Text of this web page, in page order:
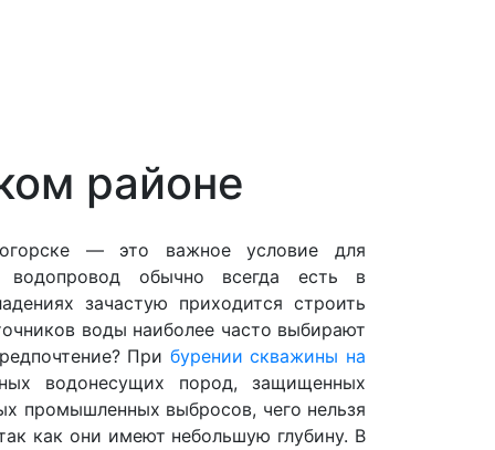
районе
— это важное условие для
водопровод обычно всегда есть в
зачастую приходится строить
воды наиболее часто выбирают
При бурении скважины на
водонесущих пород, защищенных
промышленных выбросов, чего нельзя
как они имеют небольшую глубину. В